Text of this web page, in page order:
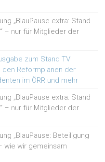
„BlauPause extra: Stand
– nur für Mitglieder der
zum Stand TV
den Reformplänen der
im ÖRR und mehr
„BlauPause extra: Stand
– nur für Mitglieder der
„BlauPause: Beteiligung
wie wir gemeinsam